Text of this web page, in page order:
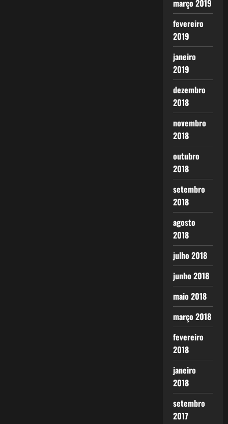
março 2019
fevereiro
2019
janeiro
2019
dezembro
2018
novembro
2018
outubro
2018
setembro
2018
agosto
2018
julho 2018
junho 2018
maio 2018
março 2018
fevereiro
2018
janeiro
2018
setembro
2017